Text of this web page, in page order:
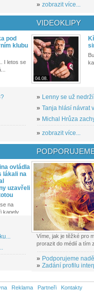
» zobrazit více...
pod
klubu
I letos se
VIDEOKLIPY
04.08.
» Lenny se už
» Tanja hlásí návrat
» Michal Hrůza
» zobrazit více...
ovládla
lákali na
uzavřeli
na
Víme, jak je těžké pro
prorazit do médií a tím
» Podporujeme
» Zadání profilu
Reklama Partneři Kontakty